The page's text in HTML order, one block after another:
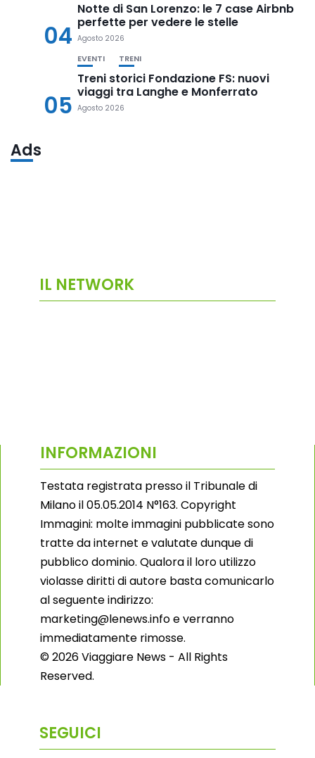
04
Notte di San Lorenzo: le 7 case Airbnb
perfette per vedere le stelle
Agosto 2026
05
EVENTI TRENI
Treni storici Fondazione FS: nuovi
viaggi tra Langhe e Monferrato
Agosto 2026
Ads
IL NETWORK
INFORMAZIONI
Testata registrata presso il Tribunale di
Milano il 05.05.2014 N°163. Copyright
Immagini: molte immagini pubblicate sono
tratte da internet e valutate dunque di
pubblico dominio. Qualora il loro utilizzo
violasse diritti di autore basta comunicarlo
al seguente indirizzo:
marketing@lenews.info e verranno
immediatamente rimosse.
© 2026 Viaggiare News - All Rights
Reserved.
SEGUICI